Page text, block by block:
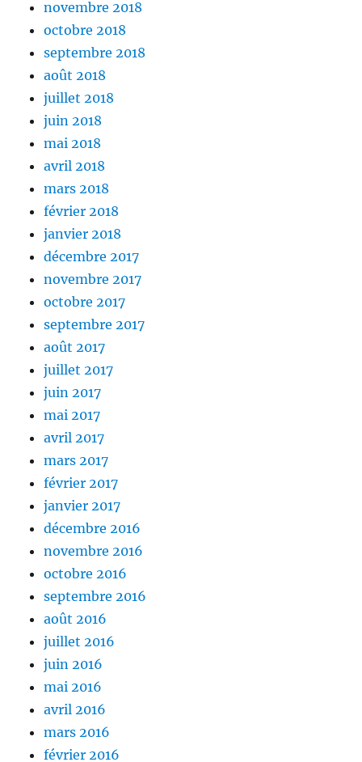
novembre 2018
octobre 2018
septembre 2018
août 2018
juillet 2018
juin 2018
mai 2018
avril 2018
mars 2018
février 2018
janvier 2018
décembre 2017
novembre 2017
octobre 2017
septembre 2017
août 2017
juillet 2017
juin 2017
mai 2017
avril 2017
mars 2017
février 2017
janvier 2017
décembre 2016
novembre 2016
octobre 2016
septembre 2016
août 2016
juillet 2016
juin 2016
mai 2016
avril 2016
mars 2016
février 2016